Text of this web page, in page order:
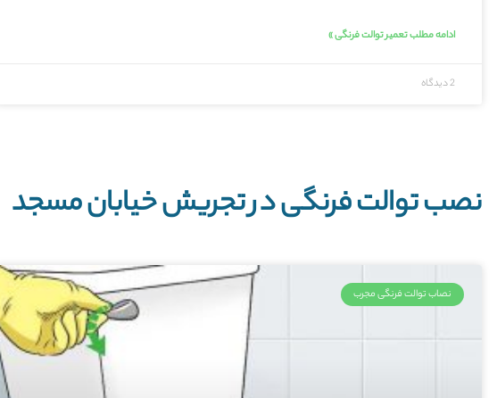
ادامه مطلب تعمیر توالت فرنگی »
2 دیدگاه
نصب توالت فرنگی در تجریش خیابان مسجد
نصاب توالت فرنگی مجرب